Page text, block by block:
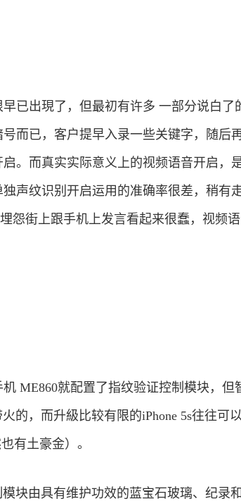
已出現了，但最初有许多 一部分说白了
而已，客户提早入录一些关键字，随后
。而真实实际意义上的视频语音开启，
声纹识别开启运用的准确率很差，稍有
怨街上跟手机上发言看起来很蠢，视频
ME860就配置了指纹验证控制模块，但
的，而升級比较有限的iPhone 5s往往可以
有土豪金）。
模块由具有维护功效的蓝宝石玻璃、纪录